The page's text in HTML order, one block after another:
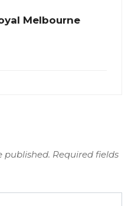
Melbourne
published. Required fields